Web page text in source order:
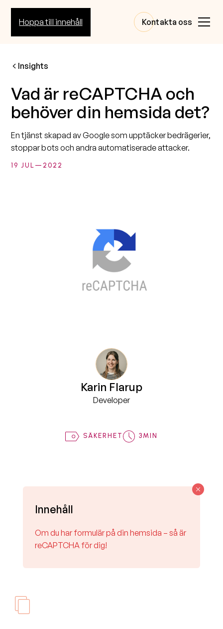
Hoppa till innehåll Kontakta oss
Insights
Vad är reCAPTCHA och
behöver din hemsida det?
En tjänst skapad av Google som upptäcker bedrägerier,
stoppar bots och andra automatiserade attacker.
19 JUL — 2022
Karin Flarup
Developer
SÄKERHET 3MIN
Innehåll
Om du har formulär på din hemsida – så är
reCAPTCHA för dig!